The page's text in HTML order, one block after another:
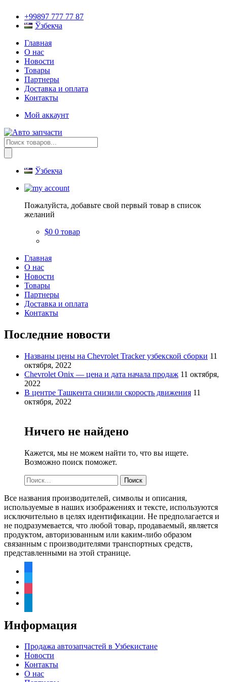
+99897 777 77 87
Ўзбекча
Главная
О нас
Новости
Товары
Партнеры
Доставка и оплата
Контакты
Мой аккаунт
Поиск
товаров
Ўзбекча
Пожалуйста, добавьте свой первый товар в список
желаний
$0 0 товар
Главная
О нас
Новости
Товары
Партнеры
Доставка и оплата
Контакты
Последние новости
Названы цены на Chevrolet Tracker узбекской сборки 11
октября, 2022
Chevrolet Onix — цена и дата начала продаж 11 октября,
2022
В центре Ташкента снизили скорость движения 11
октября, 2022
Ничего не найдено
Кажется, мы не можем найти то, что вы ищете.
Возможно поиск поможет.
Найти:
Все названия производителей, символы и описания,
используемые в наших изображениях и тексте, используются
исключительно в целях идентификации. Не предполагается и
не подразумевается, что любой товар, продаваемый, является
продуктом, авторизованным или каким-либо образом
связанным с производителями транспортных средств,
представленными на этой странице.
Информация
Продажа автозапчастей в Узбекистане
Новости
Контакты
О нас